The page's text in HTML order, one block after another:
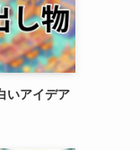
いアイデア